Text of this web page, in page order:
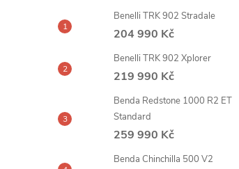
Benelli TRK 902 Stradale
204 990 Kč
Benelli TRK 902 Xplorer
219 990 Kč
Benda Redstone 1000 R2 ET
Standard
259 990 Kč
Benda Chinchilla 500 V2